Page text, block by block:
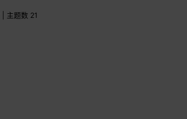
主题数 21